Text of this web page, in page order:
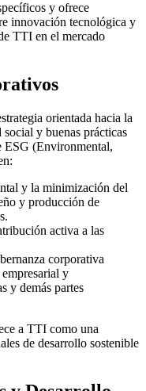
y ofrece
innovación tecnológica y
TTI en el mercado
orientada hacia la
y buenas prácticas
ESG (Environmental,
y la minimización del
y producción de
activa a las
corporativa
y
y demás partes
a TTI como una
de desarrollo sostenible